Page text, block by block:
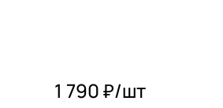
1 790 ₽/шт